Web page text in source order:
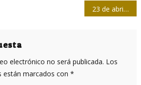
23 de abril: Día del idioma y Día del libro
electrónico no será publicada. Los
marcados con *